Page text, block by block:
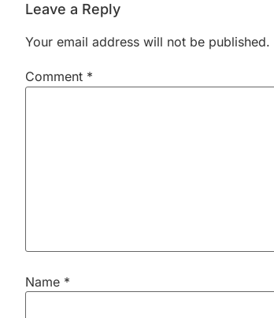
Leave a Reply
Your email address will not be published.
Comment *
Name *